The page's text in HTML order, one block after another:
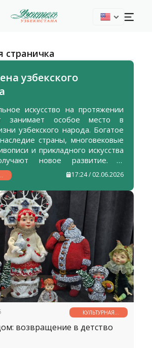
страничка
узбекского
искусство на протяжении
занимает особое место в
узбекского народа. Богатое
страны, многовековые
и прикладного искусства
новое развитие. В
уделяется большое внимание
созданию условий
организации выставок и
национального искусства на
уровне.
17:24 / 02.06.2026
КУЛЬТУРНАЯ
СТРАНИЧКА
возвращение в детство